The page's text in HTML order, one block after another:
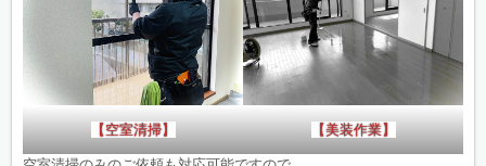
【空室清掃】 【美装作業】